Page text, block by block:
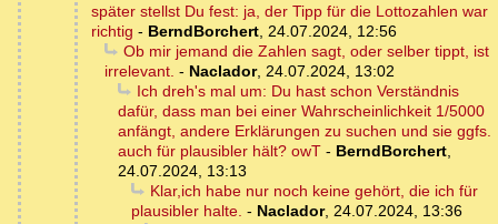
später stellst Du fest: ja, der Tipp für die Lottozahlen war
richtig - BerndBorchert, 24.07.2024, 12:56
Ob mir jemand die Zahlen sagt, oder selber tippt, ist
irrelevant. - Naclador, 24.07.2024, 13:02
Ich dreh's mal um: Du hast schon Verständnis
dafür, dass man bei einer Wahrscheinlichkeit 1/5000
anfängt, andere Erklärungen zu suchen und sie ggfs.
auch für plausibler hält? owT - BerndBorchert,
24.07.2024, 13:13
Klar,ich habe nur noch keine gehört, die ich für
plausibler halte. - Naclador, 24.07.2024, 13:36